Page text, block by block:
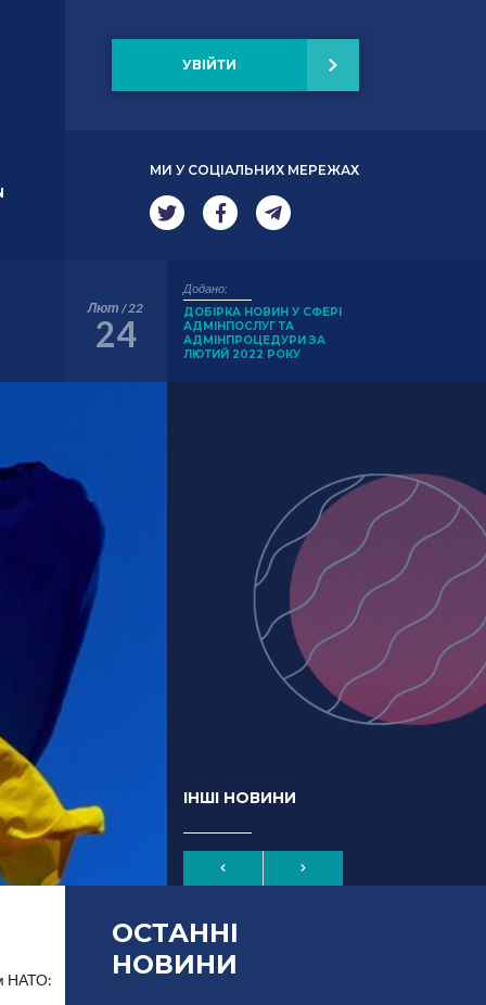
УВІЙТИ
МИ У СОЦІАЛЬНИХ МЕРЕЖАХ
Лют / 22
24
Додано:
ДОБІРКА НОВИН У СФЕРІ
АДМІНПОСЛУГ ТА
АДМІНПРОЦЕДУРИ ЗА
ЛЮТИЙ 2022 РОКУ
ІНШІ НОВИНИ
НАТО:
ОСТАННІ
НОВИНИ